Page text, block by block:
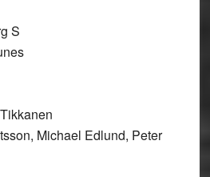
S
Michael Edlund, Peter